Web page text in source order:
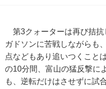
第3クォーターは再び拮抗
ガドソンに苦戦しながらも、
点などもあり追いつくこと
の10分間、富山の猛反撃に
も、逆転だけはさせずに試